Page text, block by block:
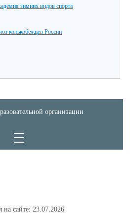
зимних видов спорта
конькобежцев России
организации
на сайте: 23.07.2026